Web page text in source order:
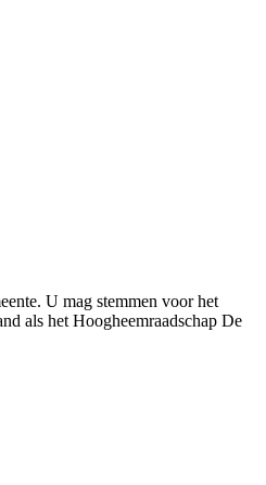
U mag stemmen voor het
als het Hoogheemraadschap De